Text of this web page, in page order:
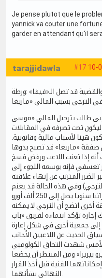
Je pense plutot que le
yannick va couter une
garder en attendant qu'il
#17 10-
tarajjidawla
قد تصل الـ«فيفا» :ورطة
طالب بترحيل المالي «موسى
ليكون تحت تصرفه في المقابلات
هينا لأسباب مالية وقانونية.
صفقة «ماريغا» قد تصبح بدوها
أنه إذا تعنت اللاعب ورفض فسخ
تعسفي فإنه بوسعه اللجوء إلى
الضرر المترتب عن إنهاء علاقته
وفي هذه الحالة قد يغنم
حوالي مليار ونصف بما أنه يتقاضى راتبا سنويا يصل إلى 250 ألف أورو
أخرى اتضح أن الترجي لا يمكنه
إجازة تؤكد انتماءه لفريق «باب
إلى جمعية أخرى في شكل إعارة
الحديث عن اللاعبين الأجانب
الأمس شهدت التحاق الكولومبي
بيريرا» ومن المنتظر أن يخضعا
الفنية قبل أخذ القرار